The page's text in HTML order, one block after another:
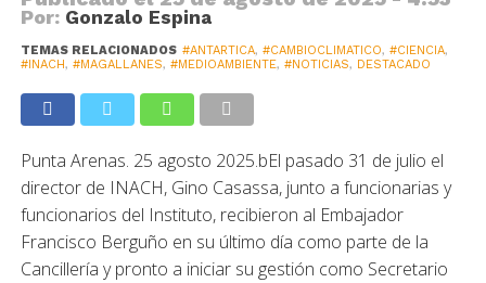
Por: Gonzalo Espina
TEMAS RELACIONADOS #ANTARTICA, #CAMBIOCLIMATICO, #CIENCIA,
#INACH, #MAGALLANES, #MEDIOAMBIENTE, #NOTICIAS, DESTACADO
Punta Arenas. 25 agosto 2025.bEl pasado 31 de julio el
director de INACH, Gino Casassa, junto a funcionarias y
funcionarios del Instituto, recibieron al Embajador
Francisco Berguño en su último día como parte de la
Cancillería y pronto a iniciar su gestión como Secretario